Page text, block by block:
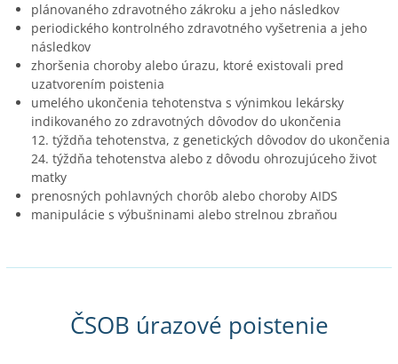
plánovaného zdravotného zákroku a jeho následkov
periodického kontrolného zdravotného vyšetrenia a jeho
následkov
zhoršenia choroby alebo úrazu, ktoré existovali pred
uzatvorením poistenia
umelého ukončenia tehotenstva s výnimkou lekársky
indikovaného zo zdravotných dôvodov do ukončenia
12. týždňa tehotenstva, z genetických dôvodov do ukončenia
24. týždňa tehotenstva alebo z dôvodu ohrozujúceho život
matky
prenosných pohlavných chorôb alebo choroby AIDS
manipulácie s výbušninami alebo strelnou zbraňou
ČSOB úrazové poistenie